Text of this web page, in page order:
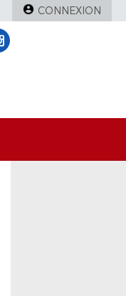
CONNEXION